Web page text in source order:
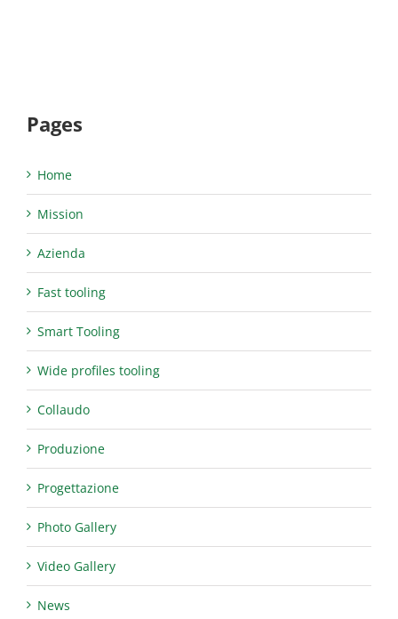
Pages
Home
Mission
Azienda
Fast tooling
Smart Tooling
Wide profiles tooling
Collaudo
Produzione
Progettazione
Photo Gallery
Video Gallery
News